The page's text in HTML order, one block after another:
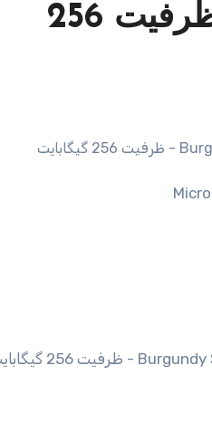
Burgundy Signature Type Cover – ظرفیت 256